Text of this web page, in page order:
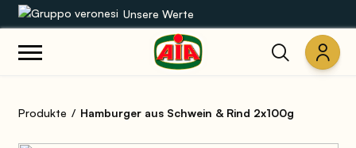
Unsere Werte
Rezepte
Produkte Hamburger aus Schwein & Rind 2x100g